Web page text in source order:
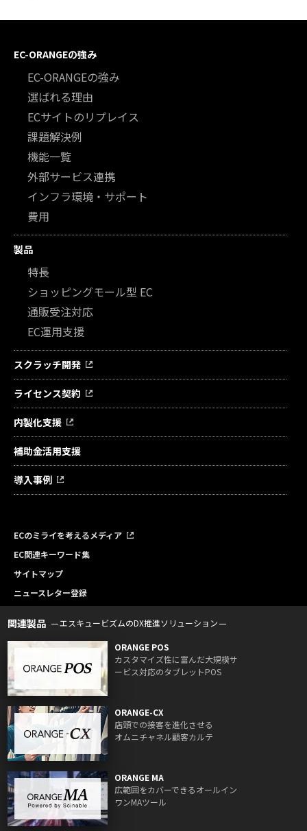
EC-ORANGEの強み
EC-ORANGEの強み
選ばれる理由
ECサイトのリプレイス
課題解決例
機能一覧
外部サービス連携
インフラ環境・サポート
費用
製品
特長
ショッピングモール型 EC
通販受注対応
EC運用支援
スクラッチ開発
ライセンス契約
内製化支援
補助金活用支援
導入事例
ECのミライを考えるメディア
EC関連キーワード集
サイトマップ
ニュースレター登録
関連製品 エスキュービズムのDX推進ソリューション
ORANGE POS
カスタマイズ性に富んだ大規模サ
ービス対応のタブレットPOS
ORANGE-CX
店頭での接客を進化させる
オムニチャネル顧客カルテ
ORANGE MA
広範囲をカバーできるオールイン
ワンMAツール